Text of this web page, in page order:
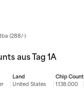
(288/-)
aus Tag 1A
Land
Chip Count
United States
1.138.000